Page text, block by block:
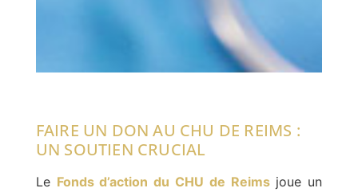
FAIRE UN DON AU CHU DE REIMS :
UN SOUTIEN CRUCIAL
Le Fonds d’action du CHU de Reimsjoue un